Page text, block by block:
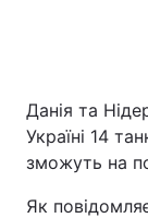
Головна
Данія та
Україні 14
зможуть на
Як